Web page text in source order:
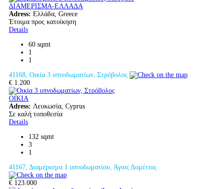
ΔΙΑΜΕΡΙΣΜΑ-ΕΛΛΑΔΑ
Adress: Ελλάδα, Greece
Έτοιμα προς κατοίκηση
Details
60 sqmt
1
1
41168, Οικία 3 υπνοδωματίων, Στρόβολος
€ 1.200
ΟΙΚΙΑ
Adress: Λευκωσία, Cyprus
Σε καλή τοποθεσία
Details
132 sqmt
3
1
41167, Διαμέρισμα 1 υπνοδωματίου, Άγιος Δομέτιος
€ 123.000